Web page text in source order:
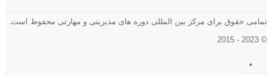
تمامی حقوق برای مرکز بین المللی دوره های مدیریتی و مهارتی محفوظ است.
© 2023 - 2015